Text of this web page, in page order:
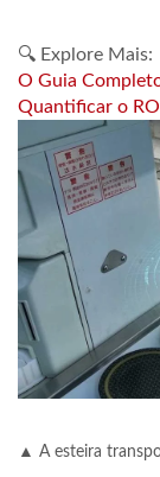
🔍 Explore Mais:
O Guia
Quantificar o ROI
▲ A esteira